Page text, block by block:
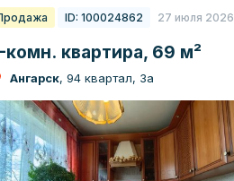
ID: 100024862 27 июля 2026
комн. квартира, 69 м²
Ангарск, 94 квартал, 3а